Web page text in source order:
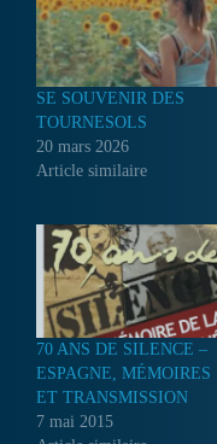
SE SOUVENIR DES
TOURNESOLS
20 mars 2026
Article similaire
70 ANS DE SILENCE –
ESPAGNE, MÉMOIRES
ET TRANSMISSION
7 mai 2015